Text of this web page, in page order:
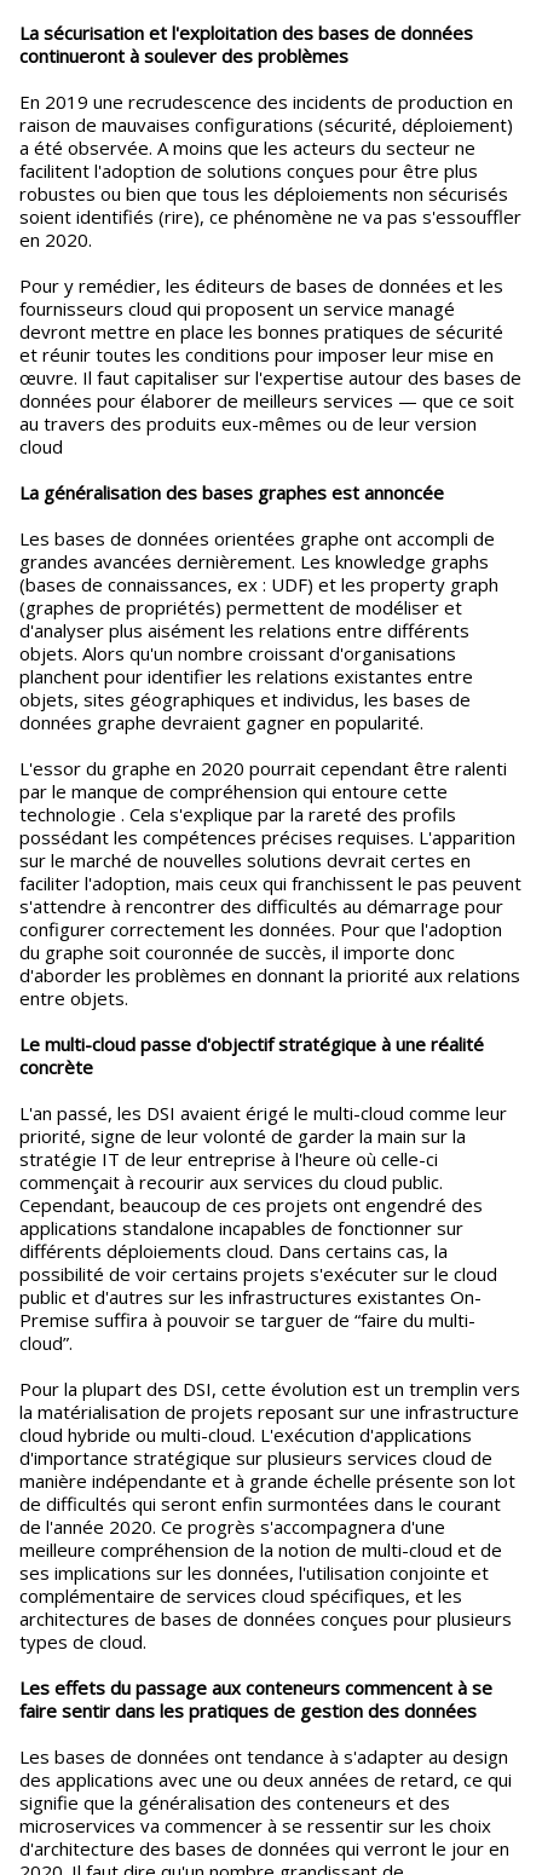
La sécurisation et l'exploitation des bases de données
continueront à soulever des problèmes
En 2019 une recrudescence des incidents de production en
raison de mauvaises configurations (sécurité, déploiement)
a été observée. A moins que les acteurs du secteur ne
facilitent l'adoption de solutions conçues pour être plus
robustes ou bien que tous les déploiements non sécurisés
soient identifiés (rire), ce phénomène ne va pas s'essouffler
en 2020.
Pour y remédier, les éditeurs de bases de données et les
fournisseurs cloud qui proposent un service managé
devront mettre en place les bonnes pratiques de sécurité
et réunir toutes les conditions pour imposer leur mise en
œuvre. Il faut capitaliser sur l'expertise autour des bases de
données pour élaborer de meilleurs services — que ce soit
au travers des produits eux-mêmes ou de leur version
cloud
La généralisation des bases graphes est annoncée
Les bases de données orientées graphe ont accompli de
grandes avancées dernièrement. Les knowledge graphs
(bases de connaissances, ex : UDF) et les property graph
(graphes de propriétés) permettent de modéliser et
d'analyser plus aisément les relations entre différents
objets. Alors qu'un nombre croissant d'organisations
planchent pour identifier les relations existantes entre
objets, sites géographiques et individus, les bases de
données graphe devraient gagner en popularité.
L'essor du graphe en 2020 pourrait cependant être ralenti
par le manque de compréhension qui entoure cette
technologie . Cela s'explique par la rareté des profils
possédant les compétences précises requises. L'apparition
sur le marché de nouvelles solutions devrait certes en
faciliter l'adoption, mais ceux qui franchissent le pas peuvent
s'attendre à rencontrer des difficultés au démarrage pour
configurer correctement les données. Pour que l'adoption
du graphe soit couronnée de succès, il importe donc
d'aborder les problèmes en donnant la priorité aux relations
entre objets.
Le multi-cloud passe d'objectif stratégique à une réalité
concrète
L'an passé, les DSI avaient érigé le multi-cloud comme leur
priorité, signe de leur volonté de garder la main sur la
stratégie IT de leur entreprise à l'heure où celle-ci
commençait à recourir aux services du cloud public.
Cependant, beaucoup de ces projets ont engendré des
applications standalone incapables de fonctionner sur
différents déploiements cloud. Dans certains cas, la
possibilité de voir certains projets s'exécuter sur le cloud
public et d'autres sur les infrastructures existantes On-
Premise suffira à pouvoir se targuer de “faire du multi-
cloud”.
Pour la plupart des DSI, cette évolution est un tremplin vers
la matérialisation de projets reposant sur une infrastructure
cloud hybride ou multi-cloud. L'exécution d'applications
d'importance stratégique sur plusieurs services cloud de
manière indépendante et à grande échelle présente son lot
de difficultés qui seront enfin surmontées dans le courant
de l'année 2020. Ce progrès s'accompagnera d'une
meilleure compréhension de la notion de multi-cloud et de
ses implications sur les données, l'utilisation conjointe et
complémentaire de services cloud spécifiques, et les
architectures de bases de données conçues pour plusieurs
types de cloud.
Les effets du passage aux conteneurs commencent à se
faire sentir dans les pratiques de gestion des données
Les bases de données ont tendance à s'adapter au design
des applications avec une ou deux années de retard, ce qui
signifie que la généralisation des conteneurs et des
microservices va commencer à se ressentir sur les choix
d'architecture des bases de données qui verront le jour en